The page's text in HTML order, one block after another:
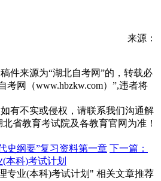
来源：
件来源为“湖北自考网”的，转载必
考网（www.hbzkw.com）”,违者将
有不实或侵权，请联系我们沟通解
省教育考试院及各教育官网为准！
史纲要”复习资料第一章 下一篇：
本科)考试计划
专业(本科)考试计划" 相关文章推荐